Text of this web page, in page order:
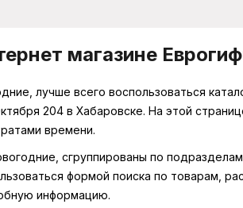
магазине
лучше всего воспользоваться
204 в Хабаровске. На этой
времени.
сгруппированы по
формой поиска по товарам,
информацию.